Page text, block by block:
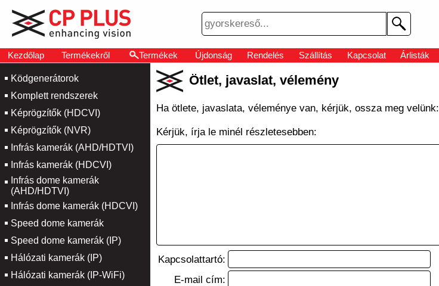
Kezdőlap Termékekről Termékek Újdonság Rendelés Szállítás Kapcsolat Árlisták
Ködgenerátorok
Komplett rendszerek
Képrögzítők (HDCVI)
Képrögzítők (NVR)
Infrás kamerák (AHD/HDTVI)
Infrás kamerák (HDCVI)
Infrás dome kamerák
(AHD/HDTVI)
Infrás dome kamerák (HDCVI)
Speed dome kamerák
Speed dome kamerák (IP)
Hálózati kamerák (IP)
Hálózati kamerák (IP-WiFi)
Ötlet, javaslat, vélemény
Ha ötlete, javaslata, véleménye van, kérjük, ossza meg velünk:
Kérjük, írja le minél részletesebben:
Kapcsolattartó:
E-mail cím: